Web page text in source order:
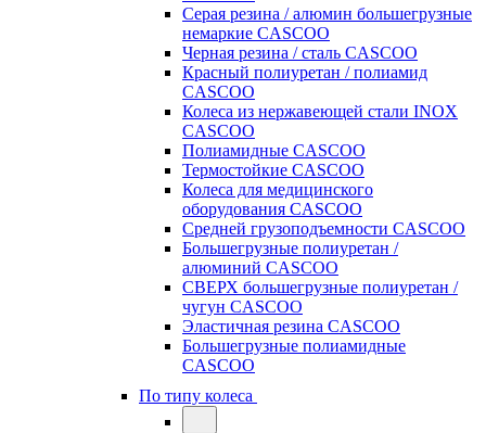
Серая резина / алюмин большегрузные
немаркие CASCOO
Черная резина / сталь CASCOO
Красный полиуретан / полиамид
CASCOO
Колеса из нержавеющей стали INOX
CASCOO
Полиамидные CASCOO
Термостойкие CASCOO
Колеса для медицинского
оборудования CASCOO
Средней грузоподъемности CASCOO
Большегрузные полиуретан /
алюминий CASCOO
СВЕРХ большегрузные полиуретан /
чугун CASCOO
Эластичная резина CASCOO
Большегрузные полиамидные
CASCOO
По типу колеса